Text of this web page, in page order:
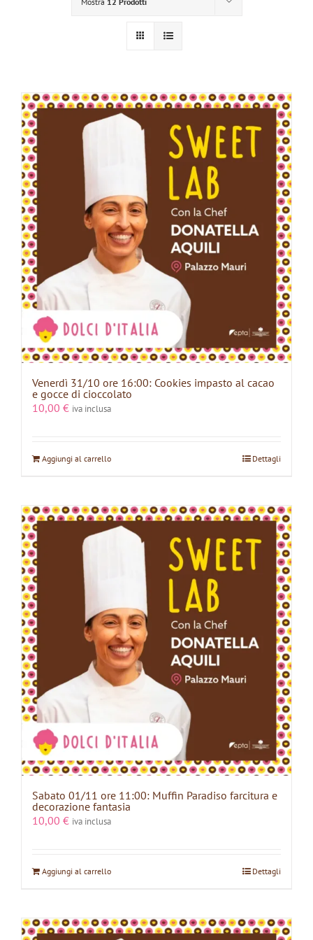
Venerdì 31/10 ore 16:00: Cookies impasto al cacao
e gocce di cioccolato
10,00 € iva inclusa
Aggiungi al carrello Dettagli
Sabato 01/11 ore 11:00: Muffin Paradiso farcitura e
decorazione fantasia
10,00 € iva inclusa
Aggiungi al carrello Dettagli